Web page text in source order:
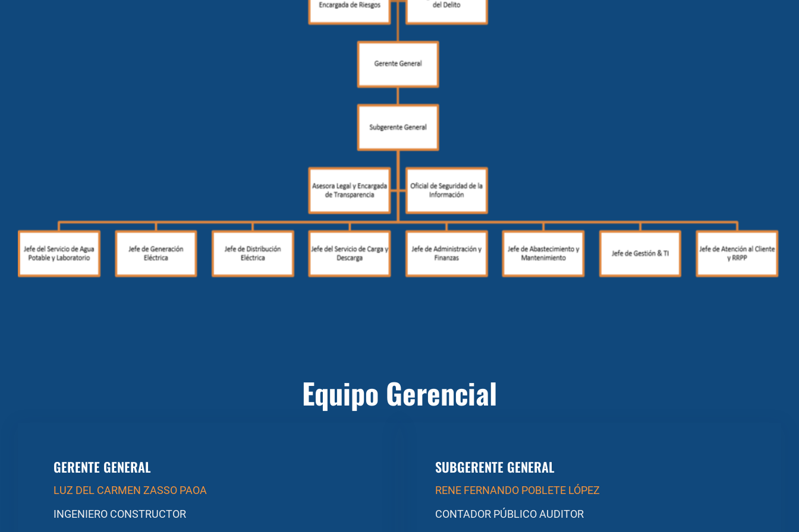
Equipo Gerencial
GERENTE GENERAL
LUZ DEL CARMEN ZASSO PAOA
INGENIERO CONSTRUCTOR
SUBGERENTE GENERAL
RENE FERNANDO POBLETE LÓPEZ
CONTADOR PÚBLICO AUDITOR